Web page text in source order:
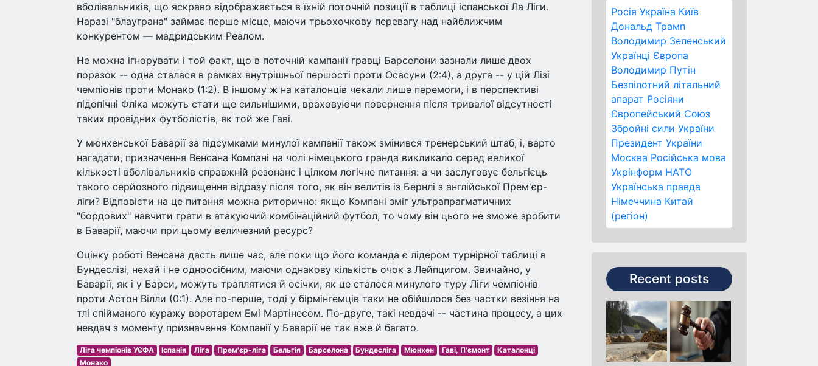
Росія Україна Київ
Дональд Трамп
Володимир Зеленський
Українці Європа
Володимир Путін
Безпілотний літальний
апарат Росіяни
Європейський Союз
Збройні сили України
Президент України
Москва Російська мова
Укрінформ НАТО
Українська правда
Німеччина Китай
(регіон)
Recent posts
вболівальників, що яскраво відображається в їхній поточній позиції в таблиці іспанської Ла Ліги.
Наразі "блауграна" займає перше місце, маючи трьохочкову перевагу над найближчим
конкурентом — мадридським Реалом.
Не можна ігнорувати і той факт, що в поточній кампанії гравці Барселони зазнали лише двох
поразок -- одна сталася в рамках внутрішньої першості проти Осасуни (2:4), а друга -- у цій Лізі
чемпіонів проти Монако (1:2). В іншому ж на каталонців чекали лише перемоги, і в перспективі
підопічні Фліка можуть стати ще сильнішими, враховуючи повернення після тривалої відсутності
таких провідних футболістів, як той же Гаві.
У мюнхенської Баварії за підсумками минулої кампанії також змінився тренерський штаб, і, варто
нагадати, призначення Венсана Компані на чолі німецького гранда викликало серед великої
кількості вболівальників справжній резонанс і цілком логічне питання: а чи заслуговує бельгієць
такого серйозного підвищення відразу після того, як він велитів із Бернлі з англійської Прем'єр-
ліги? Відповісти на це питання можна риторично: якщо Компані зміг ультрапрагматичних
"бордових" навчити грати в атакуючий комбінаційний футбол, то чому він цього не зможе зробити
в Баварії, маючи при цьому величезний ресурс?
Оцінку роботі Венсана дасть лише час, але поки що його команда є лідером турнірної таблиці в
Бундеслізі, нехай і не одноосібним, маючи однакову кількість очок з Лейпцигом. Звичайно, у
Баварії, як і у Барси, можуть траплятися й осічки, як це сталося минулого туру Ліги чемпіонів
проти Астон Вілли (0:1). Але по-перше, тоді у бірмінгемців таки не обійшлося без частки везіння на
тлі спійманого куражу воротарем Емі Мартінесом. По-друге, такі невдачі -- частина процесу, а цих
невдач з моменту призначення Компанії у Баварії не так вже й багато.
Ліга чемпіонів УЄФА Іспанія Ліга Прем'єр-ліга Бельгія Барселона Бундесліга Мюнхен Гаві, П'ємонт
Каталонці
Монако